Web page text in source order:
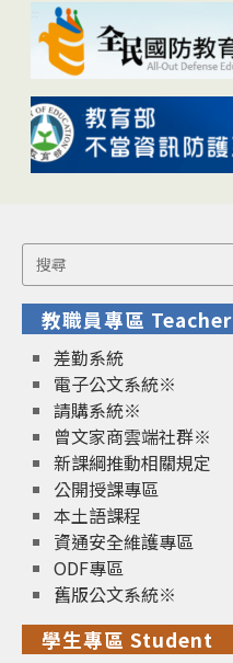
Search
for:
教職員專區 Teacher
差勤系統
電子公文系統※
請購系統※
曾文家商雲端社群※
新課綱推動相關規定
公開授課專區
本土語課程
資通安全維護專區
ODF專區
舊版公文系統※
學生專區 Student